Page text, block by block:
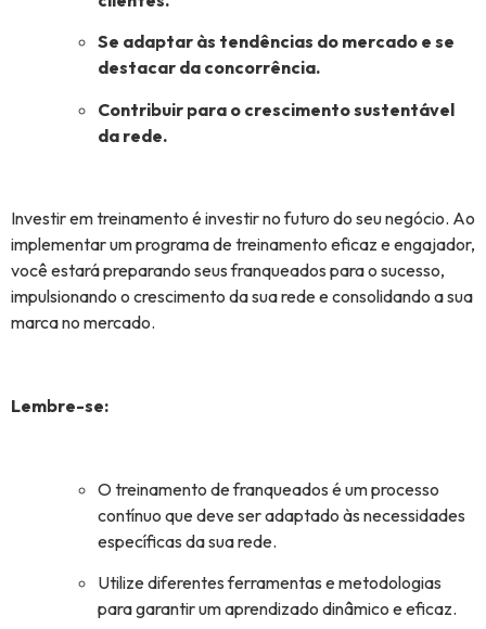
Se adaptar às tendências do mercado e se
destacar da concorrência.
Contribuir para o crescimento sustentável
da rede.
Investir em treinamento é investir no futuro do seu negócio. Ao
implementar um programa de treinamento eficaz e engajador,
você estará preparando seus franqueados para o sucesso,
impulsionando o crescimento da sua rede e consolidando a sua
marca no mercado.
Lembre-se:
O treinamento de franqueados é um processo
contínuo que deve ser adaptado às necessidades
específicas da sua rede.
Utilize diferentes ferramentas e metodologias
para garantir um aprendizado dinâmico e eficaz.